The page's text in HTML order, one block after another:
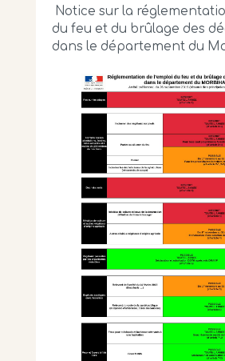
Notice sur la
du feu et du brûlage des
dans le département du